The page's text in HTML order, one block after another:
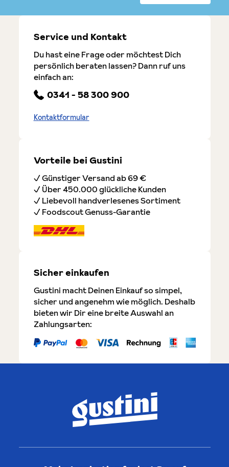
Service und Kontakt
Du hast eine Frage oder möchtest Dich
persönlich beraten lassen? Dann ruf uns
einfach an:
0341 - 58 300 900
Kontaktformular
Vorteile bei Gustini
✓ Günstiger Versand ab 69 €
✓ Über 450.000 glückliche Kunden
✓ Liebevoll handverlesenes Sortiment
✓ Foodscout Genuss-Garantie
Sicher einkaufen
Gustini macht Deinen Einkauf so simpel,
sicher und angenehm wie möglich. Deshalb
bieten wir Dir eine breite Auswahl an
Zahlungsarten: